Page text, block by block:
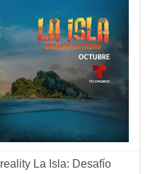
La Isla: Desafío